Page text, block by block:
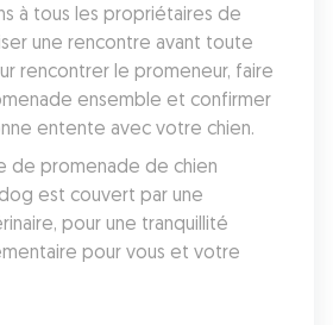
à tous les propriétaires de
une rencontre avant toute
rencontrer le promeneur, faire
ensemble et confirmer
entente avec votre chien.
de promenade de chien
est couvert par une
pour une tranquillité
pour vous et votre